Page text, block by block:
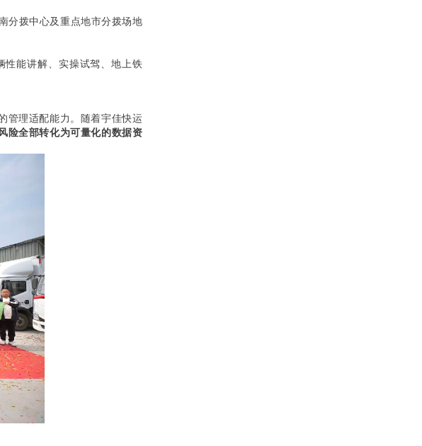
分拨中心及重点地市分拨场地
性能讲解、实操试驾、地上铁
管理适配能力。随着宇佳快运
险全部转化为可量化的数据资